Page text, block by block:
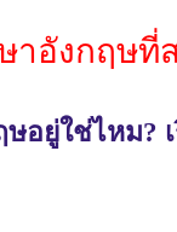
าอังกฤษ
ษอยู่ใช่ไหม